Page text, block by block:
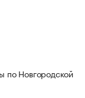
по Новгородской